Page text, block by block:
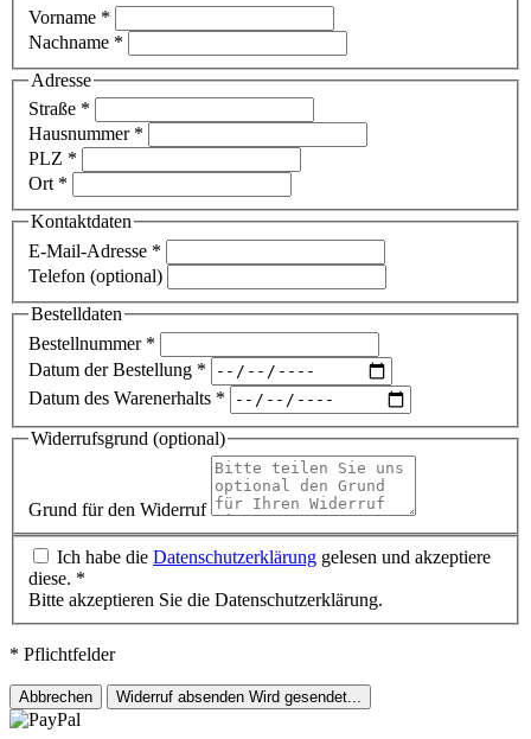
Vorname *
Nachname *
Adresse
Straße *
Hausnummer *
PLZ *
Ort *
Kontaktdaten
E-Mail-Adresse *
Telefon (optional)
Bestelldaten
Bestellnummer *
Datum der Bestellung *
Datum des Warenerhalts *
Widerrufsgrund (optional)
Grund für den Widerruf
Ich habe die Datenschutzerklärung gelesen und akzeptiere
diese. *
Bitte akzeptieren Sie die Datenschutzerklärung.
* Pflichtfelder
Abbrechen Widerruf absenden Wird gesendet...